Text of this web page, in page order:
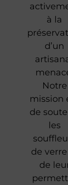
à la
d’un
Notre
mission
de
les
de
de